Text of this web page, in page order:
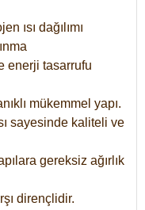
ısı dağılımı
enerji tasarrufu
mükemmel yapı.
sayesinde kaliteli ve
gereksiz ağırlık
dirençlidir.